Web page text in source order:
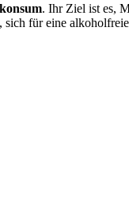
. Ihr Ziel ist es,
für eine